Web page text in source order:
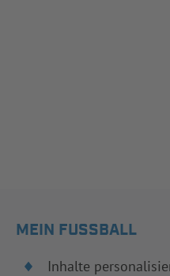
MEIN FUSSBALL
Inhalte